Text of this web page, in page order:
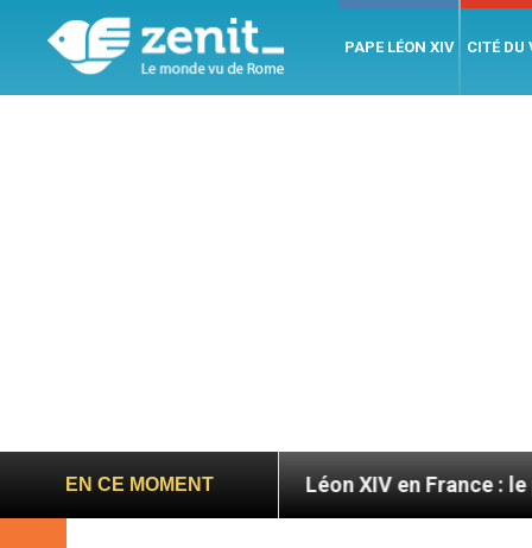
PAPE LÉON XIV CITÉ DU
EN CE MOMENT
août 2026 Léon XIV en France : le